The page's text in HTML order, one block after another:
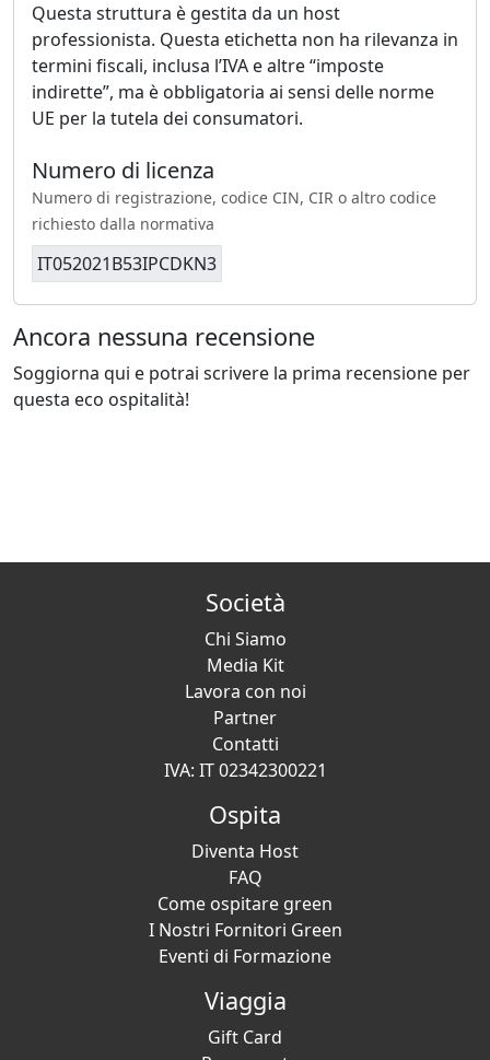
Questa struttura è gestita da un host
professionista. Questa etichetta non ha rilevanza in
termini fiscali, inclusa l’IVA e altre “imposte
indirette”, ma è obbligatoria ai sensi delle norme
UE per la tutela dei consumatori.
Numero di licenza
Numero di registrazione, codice CIN, CIR o altro codice
richiesto dalla normativa
IT052021B53IPCDKN3
Ancora nessuna recensione
Soggiorna qui e potrai scrivere la prima recensione per
questa eco ospitalità!
Società
Chi Siamo
Media Kit
Lavora con noi
Partner
Contatti
IVA: IT 02342300221
Ospita
Diventa Host
FAQ
Come ospitare green
I Nostri Fornitori Green
Eventi di Formazione
Viaggia
Gift Card